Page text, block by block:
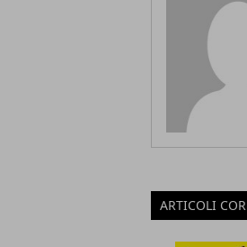
ARTICOLI